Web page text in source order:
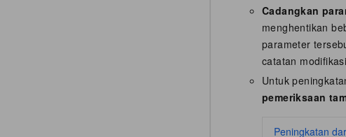
Cadangkan
menghentikan
parameter
catatan
Untuk
pemeriksaan
Peningkatan